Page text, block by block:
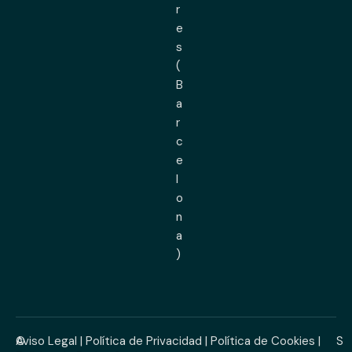
r
e
s
(
B
a
r
c
e
l
o
n
a
)
©
Aviso Legal | Política de Privacidad | Política de Cookies |
S